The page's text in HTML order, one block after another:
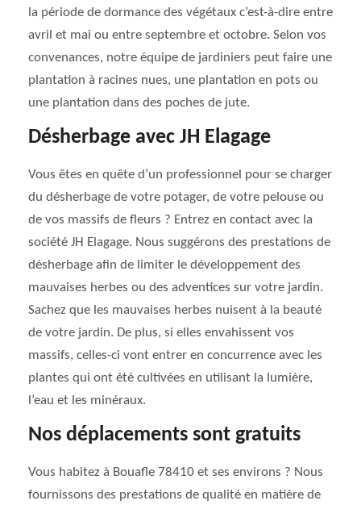
la période de dormance des végétaux c’est-à-dire entre
avril et mai ou entre septembre et octobre. Selon vos
convenances, notre équipe de jardiniers peut faire une
plantation à racines nues, une plantation en pots ou
une plantation dans des poches de jute.
Désherbage avec JH Elagage
Vous êtes en quête d’un professionnel pour se charger
du désherbage de votre potager, de votre pelouse ou
de vos massifs de fleurs ? Entrez en contact avec la
société JH Elagage. Nous suggérons des prestations de
désherbage afin de limiter le développement des
mauvaises herbes ou des adventices sur votre jardin.
Sachez que les mauvaises herbes nuisent à la beauté
de votre jardin. De plus, si elles envahissent vos
massifs, celles-ci vont entrer en concurrence avec les
plantes qui ont été cultivées en utilisant la lumière,
l’eau et les minéraux.
Nos déplacements sont gratuits
Vous habitez à Bouafle 78410 et ses environs ? Nous
fournissons des prestations de qualité en matière de